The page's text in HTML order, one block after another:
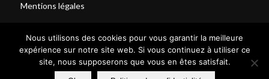
Mentions légales
Nous utilisons des cookies pour vous garantir la meilleure
expérience sur notre site web. Si vous continuez à utiliser ce
site, nous supposerons que vous en êtes satisfait.
Contact us